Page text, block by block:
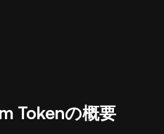
Tokenの概要